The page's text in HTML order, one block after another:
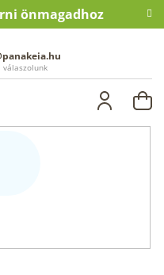
önmagadhoz
feltételei
védelmének
vonatkozó irányelvek